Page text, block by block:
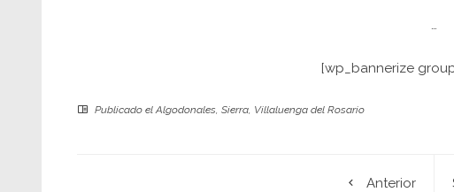
…
[wp_bannerize
Publicado elAlgodonales, Sierra, Villaluenga del Rosario
Anterior